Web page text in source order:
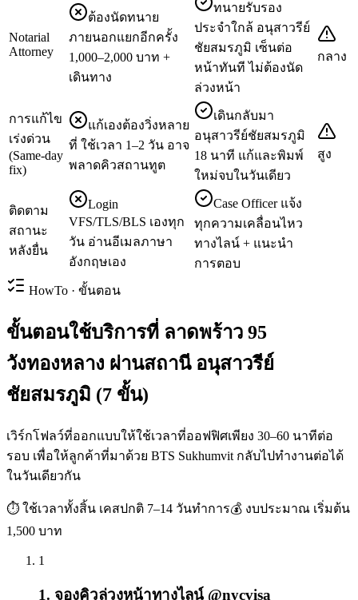
Notarial
Attorney
ต้องนัดทนาย
ภายนอกแยกอีกครั้ง
1,000–2,000 บาท +
เดินทาง
ทนายรับรอง
ประจำใกล้ อนุสาวรีย์
ชัยสมรภูมิ เซ็นต่อ
หน้าทันที ไม่ต้องนัด
ล่วงหน้า
กลาง
การแก้ไข
เร่งด่วน
(Same-day
fix)
แก้เองต้องวิ่งหลาย
ที่ ใช้เวลา 1–2 วัน อาจ
พลาดคิวสถานทูต
เดินกลับมา
อนุสาวรีย์ชัยสมรภูมิ
18 นาที แก้และพิมพ์
ใหม่จบในวันเดียว
สูง
ติดตาม
สถานะ
หลังยื่น
Login
VFS/TLS/BLS เองทุก
วัน อ่านอีเมลภาษา
อังกฤษเอง
Case Officer แจ้ง
ทุกความเคลื่อนไหว
ทางไลน์ + แนะนำ
การตอบ
HowTo · ขั้นตอน
ขั้นตอนใช้บริการที่ ลาดพร้าว 95
วังทองหลาง ผ่านสถานี อนุสาวรีย์
ชัยสมรภูมิ (7 ขั้น)
เวิร์กโฟลว์ที่ออกแบบให้ใช้เวลาที่ออฟฟิศเพียง 30–60 นาทีต่อ
รอบ เพื่อให้ลูกค้าที่มาด้วย BTS Sukhumvit กลับไปทำงานต่อได้
ในวันเดียวกัน
⏱ ใช้เวลาทั้งสิ้น เคสปกติ 7–14 วันทำการ💰 งบประมาณ เริ่มต้น
1,500 บาท
1
1. จองคิวล่วงหน้าทางไลน์ @nycvisa